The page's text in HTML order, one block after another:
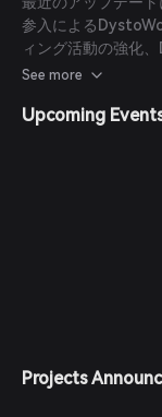
参入による
ィング活動の強化
ームとして確立する
す。
See more
Upcoming
Projects